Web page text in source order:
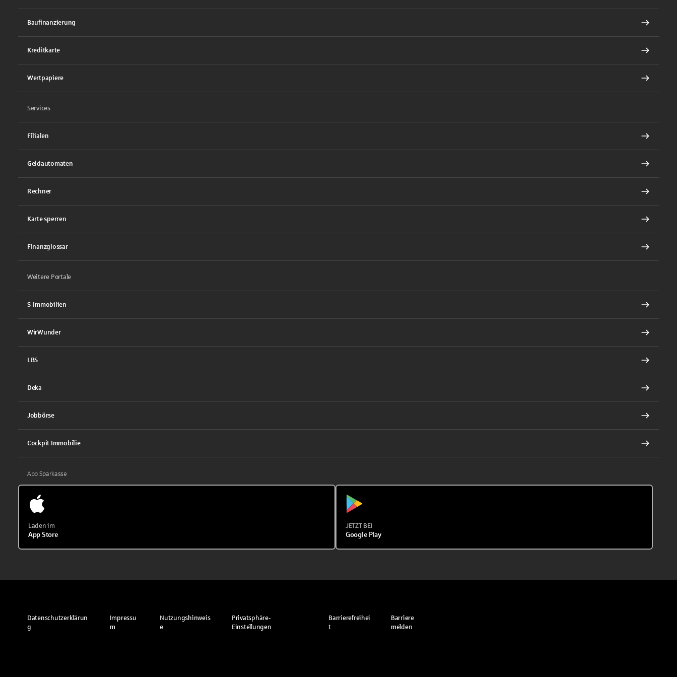
Baufinanzierung
Kreditkarte
Wertpapiere
Services
Filialen
Geldautomaten
Rechner
Karte sperren
Finanzglossar
Weitere Portale
S-Immobilien
WirWunder
LBS
Deka
Jobbörse
Cockpit Immobilie
App Sparkasse
Laden im
App Store
JETZT BEI
Google Play
Datenschutzerklärun
g
Impressu
m
Nutzungshinweis
e
Privatsphäre-
Einstellungen
Barrierefreihei
t
Barriere
melden